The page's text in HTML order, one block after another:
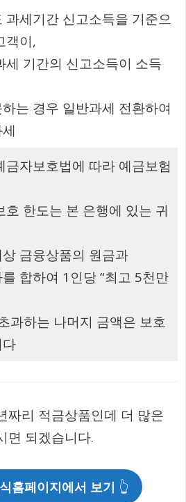
세기간 신고소득을 기준으
객이,
세 기간의 신고소득이 소득
는 경우 일반과세 전환하여
금자보호법에 따라 예금보험
호 한도는 본 은행에 있는 귀
금융상품의 원금과
합하여 1인당 “최고 5천만
과하는 나머지 금액은 보호
짜리 적금상품인데 더 많은
면 되겠습니다.
홈페이지에서 보기 👆